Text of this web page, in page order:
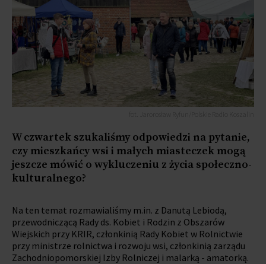
W czwartek szukaliśmy odpowiedzi na pytanie,
czy mieszkańcy wsi i małych miasteczek mogą
jeszcze mówić o wykluczeniu z życia społeczno-
kulturalnego?
Na ten temat rozmawialiśmy m.in. z Danutą Lebiodą,
przewodniczącą Rady ds. Kobiet i Rodzin z Obszarów
Wiejskich przy KRIR, członkinią Rady Kobiet w Rolnictwie
przy ministrze rolnictwa i rozwoju wsi, członkinią zarządu
Zachodniopomorskiej Izby Rolniczej i malarką - amatorką.